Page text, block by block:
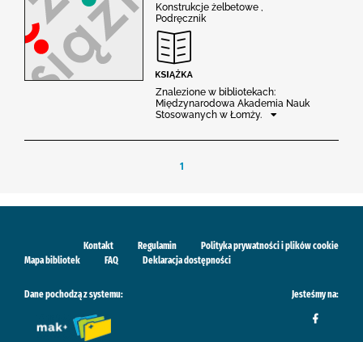
Konstrukcje żelbetowe ,
Podręcznik
Znalezione w bibliotekach:
Międzynarodowa Akademia Nauk
Stosowanych w Łomży.
1
Kontakt Regulamin
Polityka prywatności i plików cookie
Mapa bibliotek
FAQ Deklaracja dostępności
Dane pochodzą z systemu: Jesteśmy na: